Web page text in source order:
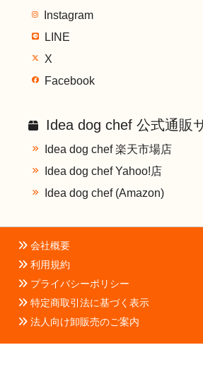
Instagram
LINE
X
Facebook
Idea dog chef 公式通販
Idea dog chef 楽天市場店
Idea dog chef Yahoo!店
Idea dog chef (Amazon)
会社概要
利用規約
プライバシーポリシー
特定商取引法に基づく表示
法人向け卸販売のご案内